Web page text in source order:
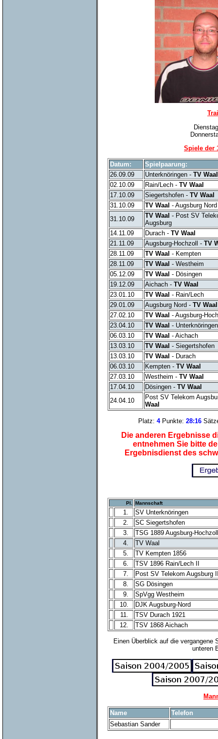
Spiele der
Datum:
Spielpaarung:
26.09.09
Unterknöringen - TV Waal
02.10.09
Rain/Lech - TV Waal
17.10.09
Siegertshofen - TV Waal
31.10.09
TV Waal - Augsburg Nord
31.10.09
TV Waal - Post SV
Augsburg
14.11.09
Durach - TV Waal
21.11.09
Augsburg-Hochzoll - TV
28.11.09
TV Waal - Kempten
28.11.09
TV Waal - Westheim
05.12.09
TV Waal - Dösingen
19.12.09
Aichach - TV Waal
23.01.10
TV Waal - Rain/Lech
29.01.09
Augsburg Nord - TV Waal
27.02.10
TV Waal - Augsburg-
23.04.10
TV Waal - Unterknöringen
06.03.10
TV Waal - Aichach
13.03.10
TV Waal - Siegertshofen
13.03.10
TV Waal - Durach
06.03.10
Kempten - TV Waal
27.03.10
Westheim - TV Waal
17.04.10
Dösingen - TV Waal
24.04.10
Post SV Telekom
Waal
Platz: 4Punkte: 28:16
Die anderen Ergebnisse
entnehmen Sie bitte
Ergebnisdienst des
Pl. Mannschaft
1.
SV Unterknöringen
2.
SC Siegertshofen
3.
TSG 1889 Augsburg-Hochzoll
4.
TV Waal
5.
TV Kempten 1856
6.
TSV 1896 Rain/Lech II
7.
Post SV Telekom Augsburg
8.
SG Dösingen
9.
SpVgg Westheim
10.
DJK Augsburg-Nord
11.
TSV Durach 1921
12.
TSV 1868 Aichach
Einen Überblick auf die
unteren
Name
Telefon
Sebastian Sander